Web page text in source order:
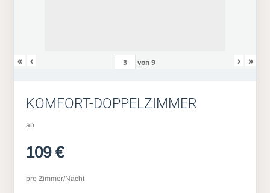
« ‹ von9 › »
KOMFORT-DOPPELZIMMER
ab
109 €
pro Zimmer/Nacht